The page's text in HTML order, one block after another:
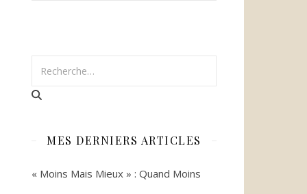
MES DERNIERS ARTICLES
« Moins Mais Mieux » : Quand Moins